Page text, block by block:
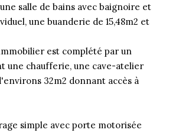
salle de bains avec baignoire et
une buanderie de 15,48m2 et
est complété par un
une chaufferie, une cave-atelier
32m2 donnant accès à
simple avec porte motorisée